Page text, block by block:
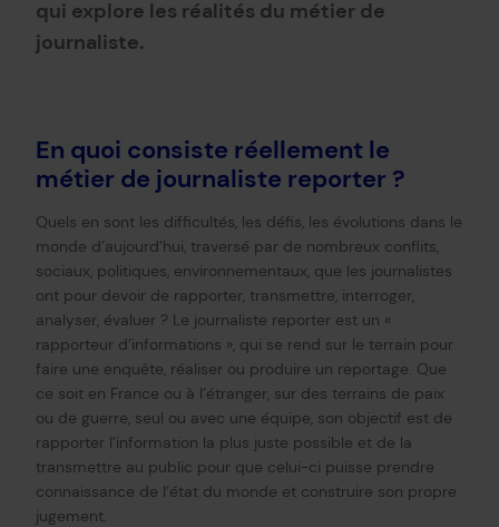
qui explore les réalités du métier de
journaliste.
En quoi consiste réellement le
métier de journaliste reporter ?
Quels en sont les difficultés, les défis, les évolutions dans le
monde d’aujourd’hui, traversé par de nombreux conflits,
sociaux, politiques, environnementaux, que les journalistes
ont pour devoir de rapporter, transmettre, interroger,
analyser, évaluer ? Le journaliste reporter est un «
rapporteur d’informations », qui se rend sur le terrain pour
faire une enquête, réaliser ou produire un reportage. Que
ce soit en France ou à l’étranger, sur des terrains de paix
ou de guerre, seul ou avec une équipe, son objectif est de
rapporter l’information la plus juste possible et de la
transmettre au public pour que celui-ci puisse prendre
connaissance de l’état du monde et construire son propre
jugement.